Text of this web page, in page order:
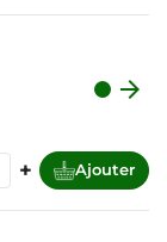

+ Ajouter